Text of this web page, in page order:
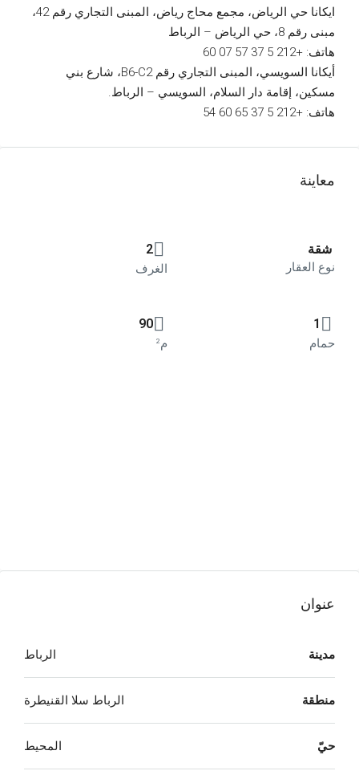
ايكانا حي الرياض، مجمع محاج رياض، المبنى التجاري رقم 42،
مبنى رقم 8، حي الرياض – الرباط
هاتف: +212 5 37 57 07 60
أيكانا السويسي، المبنى التجاري رقم B6-C2، شارع بني
مسكين، إقامة دار السلام، السويسي – الرباط.
هاتف: +212 5 37 65 60 54
معاينة
شقة
نوع العقار
2
الغرف
1
حمام
90
م²
عنوان
مدينة الرباط
منطقة الرباط سلا القنيطرة
حيّ المحيط